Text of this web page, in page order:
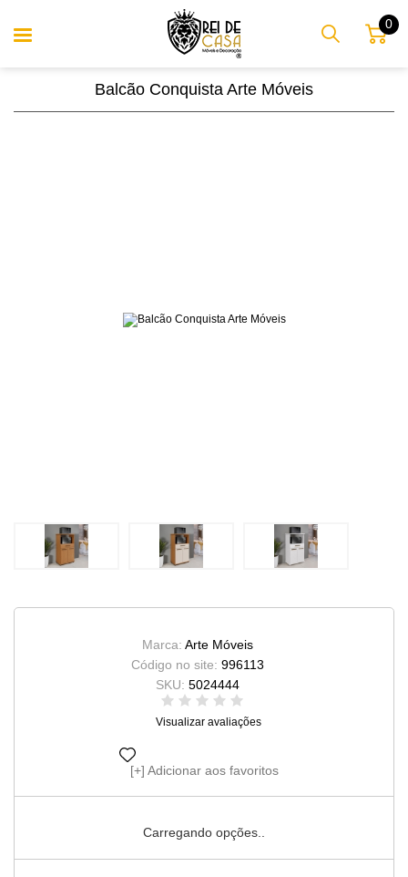
0
Balcão Conquista Arte Móveis
Marca: Arte Móveis
Código no site: 996113
SKU: 5024444
Visualizar avaliações
Adicionar aos favoritos
Carregando opções..